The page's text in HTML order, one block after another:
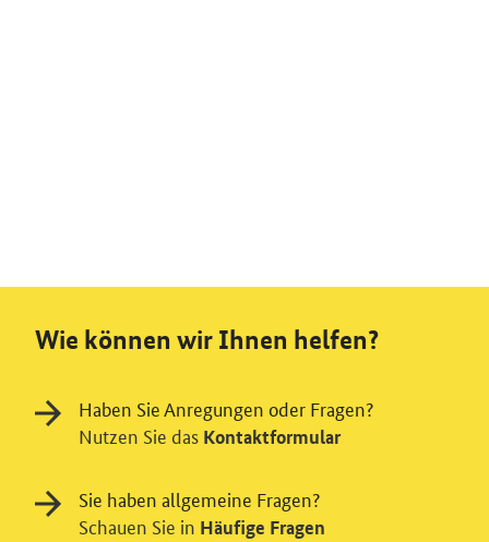
Wie können wir Ihnen helfen?
Haben Sie Anregungen oder Fragen?
Nutzen Sie das Kontaktformular
Sie haben allgemeine Fragen?
Schauen Sie in Häufige Fragen